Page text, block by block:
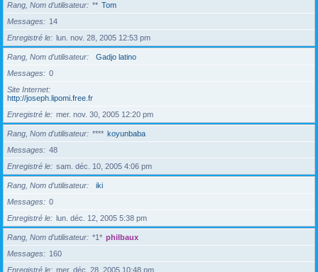
Rang, Nom d’utilisateur ** Tom
Messages
14
Enregistré le
lun. nov. 28, 2005 12:53 pm
Rang, Nom d’utilisateur
Gadjo latino
Messages
0
Site Internet
http://joseph.lipomi.free.fr
Enregistré le
mer. nov. 30, 2005 12:20 pm
Rang, Nom d’utilisateur **** koyunbaba
Messages
48
Enregistré le
sam. déc. 10, 2005 4:06 pm
Rang, Nom d’utilisateur
iki
Messages
0
Enregistré le
lun. déc. 12, 2005 5:38 pm
Rang, Nom d’utilisateur *1* philbaux
Messages
160
Enregistré le
mer. déc. 28, 2005 10:48 pm